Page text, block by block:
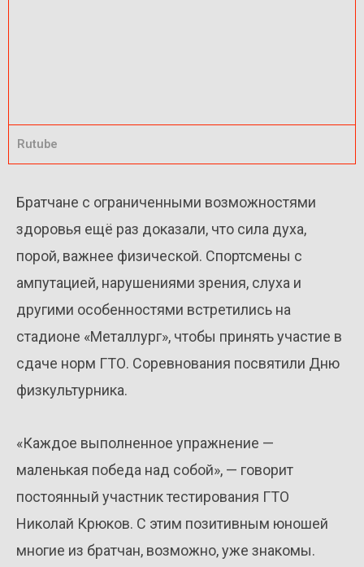
Rutube
Братчане с ограниченными возможностями
здоровья ещё раз доказали, что сила духа,
порой, важнее физической. Спортсмены с
ампутацией, нарушениями зрения, слуха и
другими особенностями встретились на
стадионе «Металлург», чтобы принять участие в
сдаче норм ГТО. Соревнования посвятили Дню
физкультурника.
«Каждое выполненное упражнение —
маленькая победа над собой», — говорит
постоянный участник тестирования ГТО
Николай Крюков. С этим позитивным юношей
многие из братчан, возможно, уже знакомы.